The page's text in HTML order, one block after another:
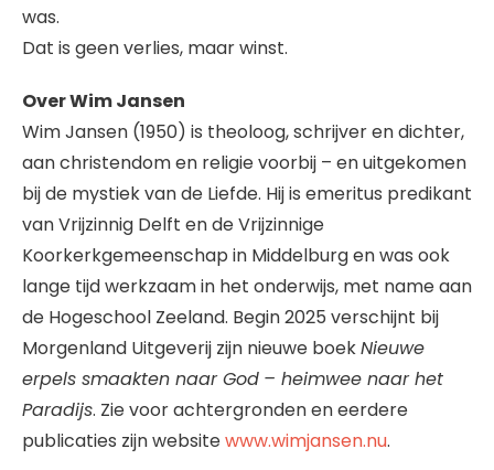
was.
Dat is geen verlies, maar winst.
Over Wim Jansen
Wim Jansen (1950) is theoloog, schrijver en dichter,
aan christendom en religie voorbij – en uitgekomen
bij de mystiek van de Liefde. Hij is emeritus predikant
van Vrijzinnig Delft en de Vrijzinnige
Koorkerkgemeenschap in Middelburg en was ook
lange tijd werkzaam in het onderwijs, met name aan
de Hogeschool Zeeland. Begin 2025 verschijnt bij
Morgenland Uitgeverij zijn nieuwe boekNieuwe
erpels smaakten naar God – heimwee naar het
Paradijs. Zie voor achtergronden en eerdere
publicaties zijn websitewww.wimjansen.nu.